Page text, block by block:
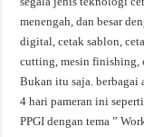
menengah, dan besar
digital, cetak sablon,
cutting, mesin finishing,
Bukan itu saja. berbagai
4 hari pameran ini
PPGI dengan tema ”